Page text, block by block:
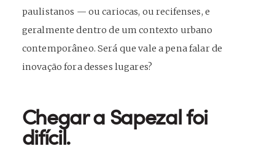
paulistanos — ou cariocas, ou recifenses, e
geralmente dentro de um contexto urbano
contemporâneo. Será que vale a pena falar de
inovação fora desses lugares?
Chegar a Sapezal foi
difícil.